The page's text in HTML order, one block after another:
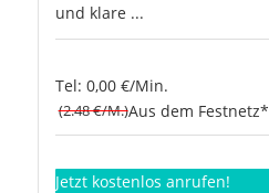
und klare ...
Tel: 0,00 €/Min.
(2.48 €/M.)Aus dem Festnetz*
Jetzt kostenlos anrufen!